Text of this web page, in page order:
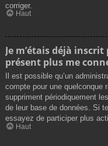
corriger.
Haut
Je m’étais déjà
présent plus me
Il est possible qu’un
compte pour une quelconque
suppriment périodiquement
de leur base de données. Si
essayez de participer plus
Haut